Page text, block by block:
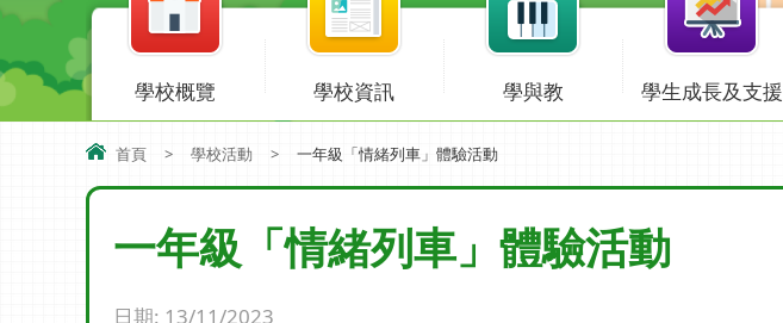
學校概覽 學校資訊 學與教 學生成長及支援
首頁 > 學校活動 > 一年級「情緒列車」體驗活動
一年級「情緒列車」體驗活動
日期: 13/11/2023